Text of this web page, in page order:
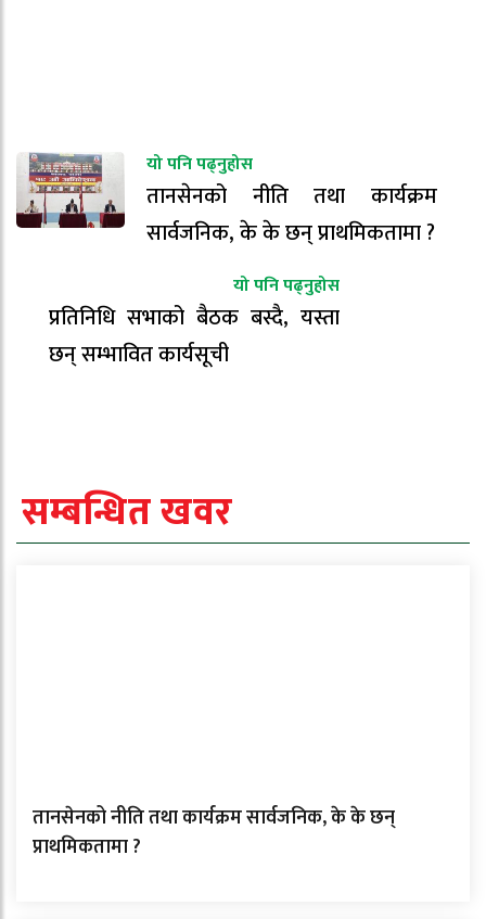
यो पनि पढ्नुहोस
तानसेनको नीति तथा कार्यक्रम
सार्वजनिक, के के छन् प्राथमिकतामा ?
यो पनि पढ्नुहोस
प्रतिनिधि सभाको बैठक बस्दै, यस्ता
छन् सम्भावित कार्यसूची
सम्बन्धित खवर
तानसेनको नीति तथा कार्यक्रम सार्वजनिक, के के छन्
प्राथमिकतामा ?